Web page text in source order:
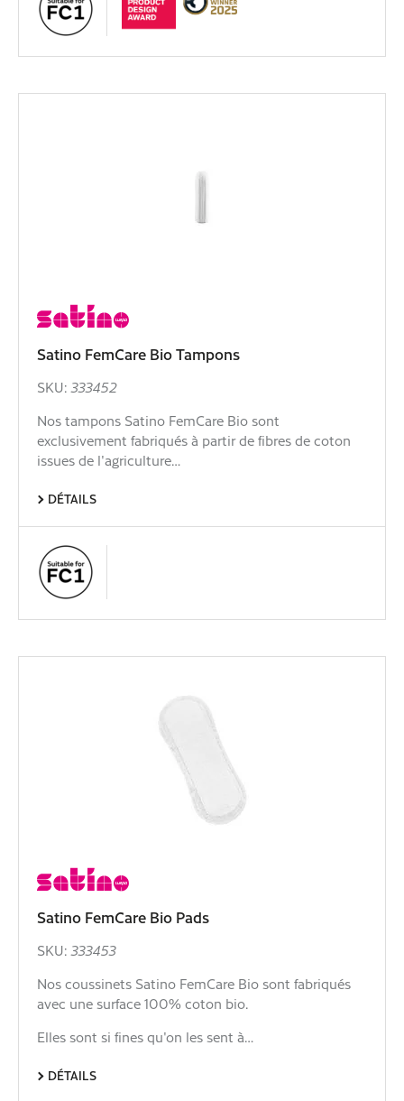
Satino FemCare Bio Tampons
SKU: 333452
Nos tampons Satino FemCare Bio sont
exclusivement fabriqués à partir de fibres de coton
issues de l'agriculture…
DÉTAILS
Satino FemCare Bio Pads
SKU: 333453
Nos coussinets Satino FemCare Bio sont fabriqués
avec une surface 100% coton bio.
Elles sont si fines qu'on les sent à…
DÉTAILS